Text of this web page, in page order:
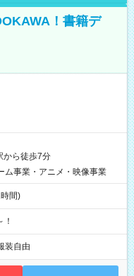
！書籍デ
から徒歩7分
ム事業・アニメ・映像事業
間)
装自由